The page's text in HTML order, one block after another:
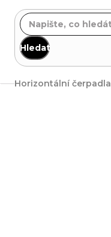
Hledat
Horizontální čerpadla